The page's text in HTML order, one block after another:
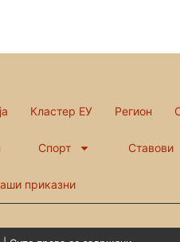
Кластер ЕУ Регион
Спорт Ставови
приказни